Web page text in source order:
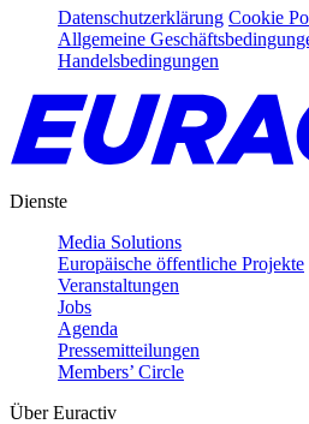
Datenschutzerklärung Cookie
Allgemeine
Handelsbedingungen
Dienste
Media Solutions
Europäische öffentliche Projekte
Veranstaltungen
Jobs
Agenda
Pressemitteilungen
Members’ Circle
Über Euractiv